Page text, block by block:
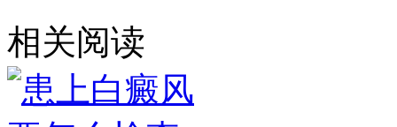
相关阅读